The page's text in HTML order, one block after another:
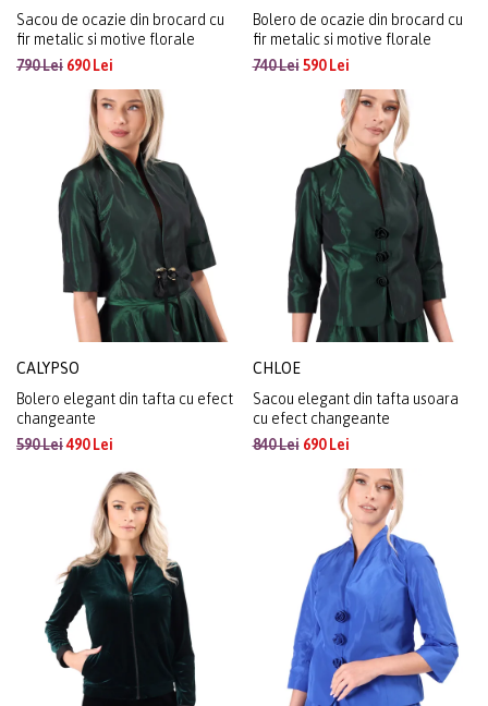
Sacou de ocazie din brocard cu
fir metalic si motive florale
790 Lei 690 Lei
Bolero de ocazie din brocard cu
fir metalic si motive florale
740 Lei590 Lei
CALYPSO
Bolero elegant din tafta cu efect
changeante
590 Lei490 Lei
CHLOE
Sacou elegant din tafta usoara
cu efect changeante
840 Lei690 Lei